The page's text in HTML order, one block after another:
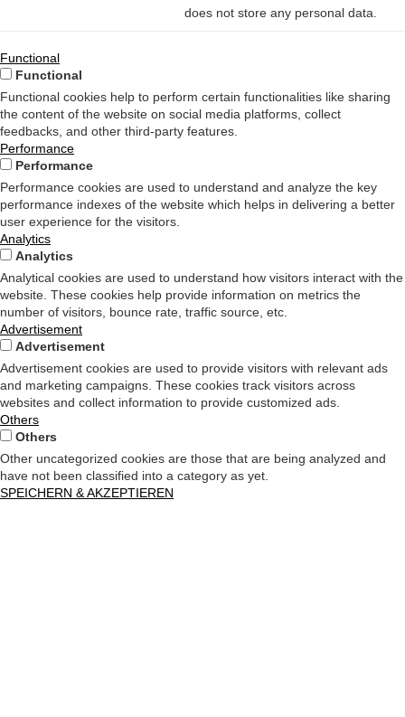
does not store any personal data.
Functional
Functional
Functional cookies help to perform certain functionalities like sharing
the content of the website on social media platforms, collect
feedbacks, and other third-party features.
Performance
Performance
Performance cookies are used to understand and analyze the key
performance indexes of the website which helps in delivering a better
user experience for the visitors.
Analytics
Analytics
Analytical cookies are used to understand how visitors interact with the
website. These cookies help provide information on metrics the
number of visitors, bounce rate, traffic source, etc.
Advertisement
Advertisement
Advertisement cookies are used to provide visitors with relevant ads
and marketing campaigns. These cookies track visitors across
websites and collect information to provide customized ads.
Others
Others
Other uncategorized cookies are those that are being analyzed and
have not been classified into a category as yet.
SPEICHERN & AKZEPTIEREN